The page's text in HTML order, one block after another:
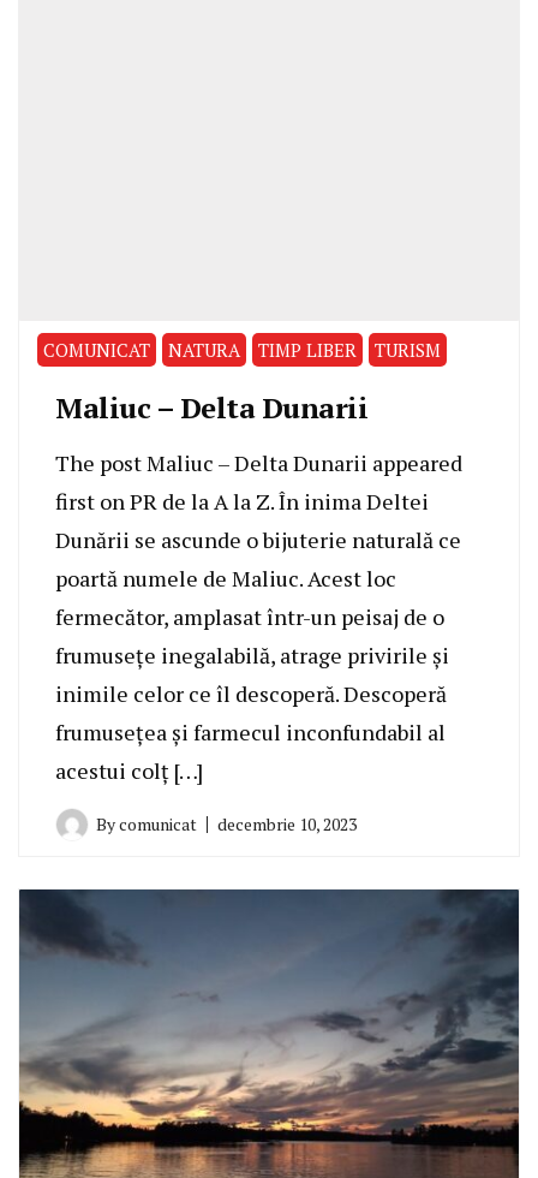
COMUNICAT NATURA TIMP LIBER TURISM
Maliuc – Delta Dunarii
The post Maliuc – Delta Dunarii appeared
first on PR de la A la Z. În inima Deltei
Dunării se ascunde o bijuterie naturală ce
poartă numele de Maliuc. Acest loc
fermecător, amplasat într-un peisaj de o
frumusețe inegalabilă, atrage privirile și
inimile celor ce îl descoperă. Descoperă
frumusețea și farmecul inconfundabil al
acestui colț […]
Bycomunicat decembrie 10, 2023